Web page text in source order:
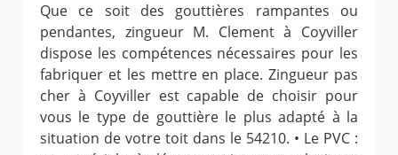
Que ce soit des gouttières rampantes ou
pendantes, zingueur M. Clement à Coyviller
dispose les compétences nécessaires pour les
fabriquer et les mettre en place. Zingueur pas
cher à Coyviller est capable de choisir pour
vous le type de gouttière le plus adapté à la
situation de votre toit dans le 54210. • Le PVC :